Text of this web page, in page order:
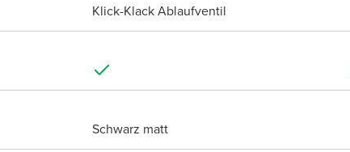
Klick-Klack Ablaufventil
Schwarz matt